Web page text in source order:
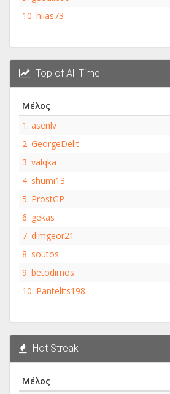
10. hlias73
Top of All Time
Μέλος
1. asenlv
2. GeorgeDelit
3. valqka
4. shumi13
5. ProstGP
6. gekas
7. dimgeor21
8. soutos
9. betodimos
10. Pantelits198
Hot Streak
Μέλος